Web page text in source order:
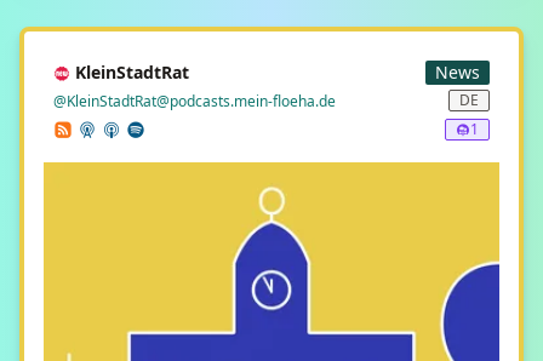
—LESERRE Gaël, PUCHOL Emma, ROBIN Gabriel, SINGEVIN César,
Albouy, V., &amp; Ausset, A. (2025). 50 idées fausses sur les
abeilles Ed. 1. Editions Quae.
https://univ.scholarvox.com/catalog/book/docid/88968139?
searchterm=apiculture Albouy, V., &amp; Le Conte, Y. (2020). Un
https://univ.scholarvox.com/catalog/book/docid/88902340?
M. (2017). Aménagement du territoire et observatoires multi-sites
pour mieux comprendre le comportement des colonies d’abeilles
agricoles à protéger. Éditions France agricole. Dupré, L., &amp;
Fortier, A. (2025). Ressources mellifères disputées : Une question
d’accès entre ethos, savoir et pouvoir. VertigO, Hors-Série 40.
&amp; Gruber, M. (2019). Apicultures d’ici et d’ailleurs (Editions de
News
KleinStadtRat
DE
@KleinStadtRat@podcasts.mein-floeha.de
1